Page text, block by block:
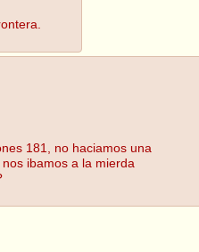
181, no haciamos una
ibamos a la mierda